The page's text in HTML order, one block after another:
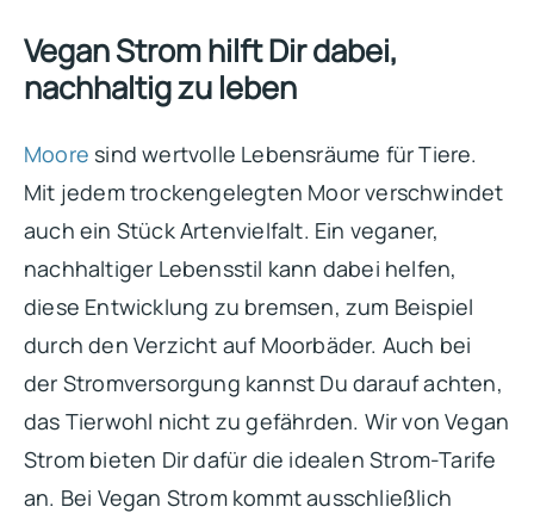
Vegan Strom hilft Dir dabei,
nachhaltig zu leben
Moore sind wertvolle Lebensräume für Tiere.
Mit jedem trockengelegten Moor verschwindet
auch ein Stück Artenvielfalt. Ein veganer,
nachhaltiger Lebensstil kann dabei helfen,
diese Entwicklung zu bremsen, zum Beispiel
durch den Verzicht auf Moorbäder. Auch bei
der Stromversorgung kannst Du darauf achten,
das Tierwohl nicht zu gefährden. Wir von Vegan
Strom bieten Dir dafür die idealen Strom-Tarife
an. Bei Vegan Strom kommt ausschließlich